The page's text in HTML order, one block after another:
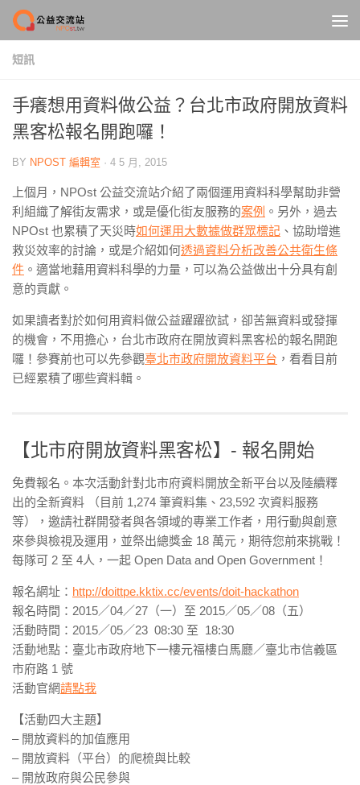
Skip to content
短訊
手癢想用資料做公益？台北市政府開放資料
黑客松報名開跑囉！
BY NPOST 編輯室 · 4 5 月, 2015
上個月，NPOst 公益交流站介紹了兩個運用資料科學幫助非營
利組織了解街友需求，或是優化街友服務的案例 。另外，過去
NPOst 也累積了天災時如何運用大數據做群眾標記 、協助增進
救災效率的討論，或是介紹如何透過資料分析改善公共衛生條
件 。適當地藉用資料科學的力量，可以為公益做出十分具有創
意的貢獻。
如果讀者對於如何用資料做公益躍躍欲試，卻苦無資料或發揮
的機會，不用擔心，台北市政府在開放資料黑客松的報名開跑
囉！參賽前也可以先參觀臺北市政府開放資料平台 ，看看目前
已經累積了哪些資料輯。
【北市府開放資料黑客松】- 報名開始
免費報名。本次活動針對北市府資料開放全新平台以及陸續釋
出的全新資料 （目前 1,274 筆資料集、23,592 次資料服務
等），邀請社群開發者與各領域的專業工作者，用行動與創意
來參與檢視及運用，並祭出總獎金 18 萬元，期待您前來挑戰！
每隊可 2 至 4人，一起 Open Data and Open Government！
報名網址： http://doittpe.kktix.cc/events/doit-hackathon
報名時間：2015／04／27（一）至 2015／05／08（五）
活動時間： 2015／05／23 08:30 至 18:30
活動地點：臺北市政府地下一樓元福樓白馬廳／臺北市信義區
市府路 1 號
活動官網請點我
【活動四大主題】
– 開放資料的加值應用
– 開放資料（平台）的爬梳與比較
– 開放政府與公民參與